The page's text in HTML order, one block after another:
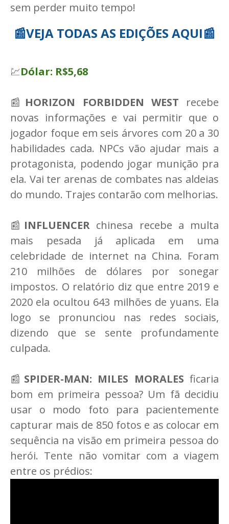
sem perder muito tempo!
📰VEJA TODAS AS EDIÇÕES AQUI📰
💹Dólar: R$5,68
📰 HORIZON FORBIDDEN WEST recebe
novas informações e vai permitir que o
jogador foque em seis árvores com 20 a 30
habilidades cada. NPCs vão ajudar mais a
protagonista, podendo jogar munição pra
ela. Vai ter arenas de combates nas aldeias
do mundo. Trajes contarão com melhorias.
📰 INFLUENCER chinesa recebe a multa
mais pesada já aplicada em uma
celebridade de internet na China. Foram
210 milhões de dólares por sonegar
impostos. O relatório diz que entre 2019 e
2020 ela ocultou 643 milhões de yuans. Ela
logo se pronunciou nas redes sociais,
dizendo que se sente profundamente
culpada.
📰 SPIDER-MAN: MILES MORALES ficaria
bom em primeira pessoa? Um fã decidiu
usar o modo foto para pacientemente
capturar mais de 850 fotos e as colocar em
sequência na visão em primeira pessoa do
herói. Tente não vomitar com a viagem
entre os prédios: